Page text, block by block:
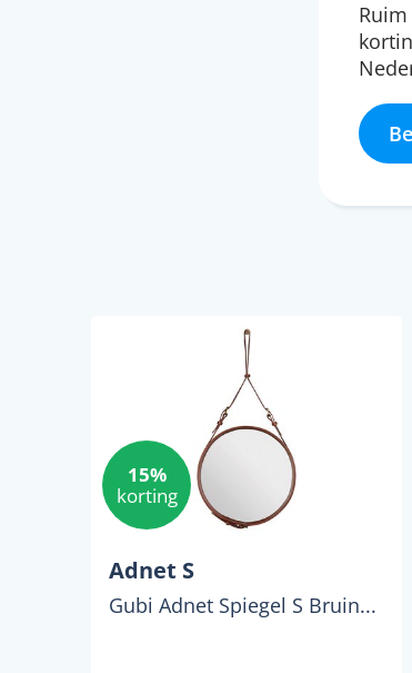
15%
korting
Adnet S
Gubi Adnet Spiegel S Bruin...